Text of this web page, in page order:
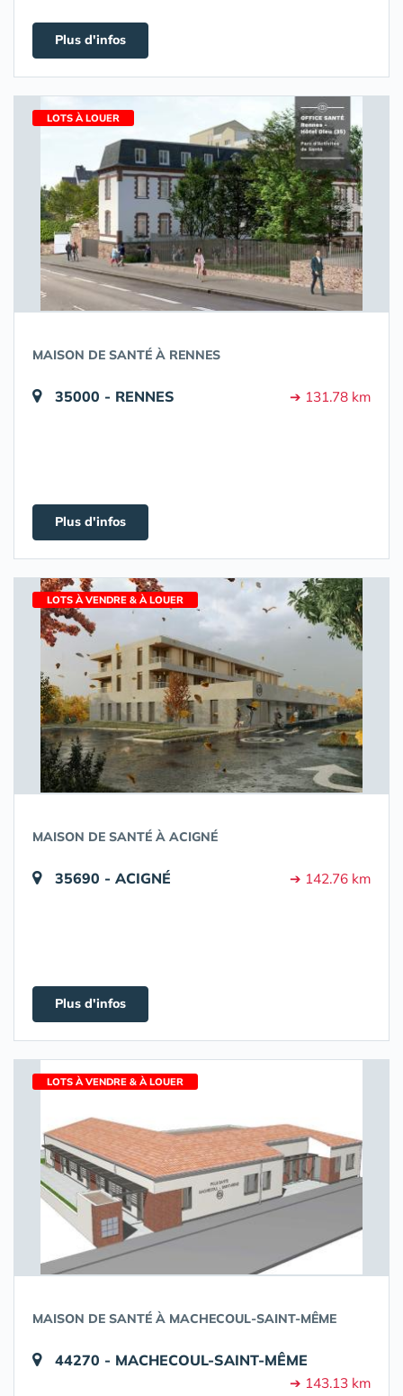
Plus d'infos
LOTS À LOUER
MAISON DE SANTÉ À RENNES
35000 - RENNES ➔ 131.78 km
Plus d'infos
LOTS À VENDRE & À LOUER
MAISON DE SANTÉ À ACIGNÉ
35690 - ACIGNÉ ➔ 142.76 km
Plus d'infos
LOTS À VENDRE & À LOUER
MAISON DE SANTÉ À MACHECOUL-SAINT-MÊME
44270 - MACHECOUL-SAINT-MÊME
➔ 143.13 km